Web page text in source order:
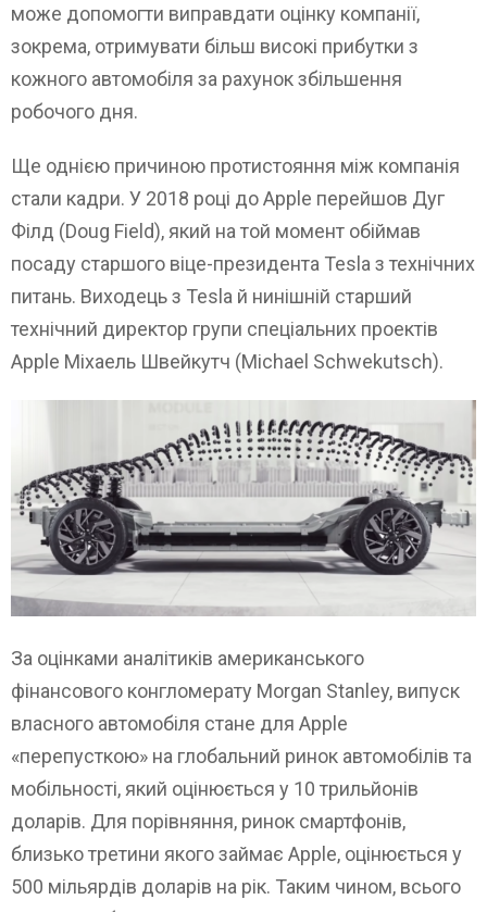
може допомогти виправдати оцінку компанії,
зокрема, отримувати більш високі прибутки з
кожного автомобіля за рахунок збільшення
робочого дня.
Ще однією причиною протистояння між компанія
стали кадри. У 2018 році до Apple перейшов Дуг
Філд (Doug Field), який на той момент обіймав
посаду старшого віце-президента Tesla з технічних
питань. Виходець з Tesla й нинішній старший
технічний директор групи спеціальних проектів
Apple Міхаель Швейкутч (Michael Schwekutsch).
За оцінками аналітиків американського
фінансового конгломерату Morgan Stanley, випуск
власного автомобіля стане для Apple
«перепусткою» на глобальний ринок автомобілів та
мобільності, який оцінюється у 10 трильйонів
доларів. Для порівняння, ринок смартфонів,
близько третини якого займає Apple, оцінюється у
500 мільярдів доларів на рік. Таким чином, всього